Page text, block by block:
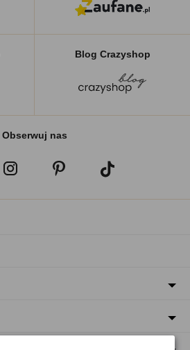
Blog Crazyshop
Obserwuj nas